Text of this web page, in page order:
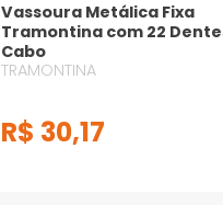
Vassoura Metálica Fixa
Tramontina com 22
Cabo
TRAMONTINA
R$ 30,17